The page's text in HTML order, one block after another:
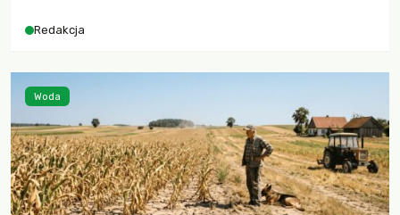
niezwykle korzystne rozwiązania dla przyrody i zwierząt,
funkcjonowania łowiectwa w Polsce.
Redakcja
Woda